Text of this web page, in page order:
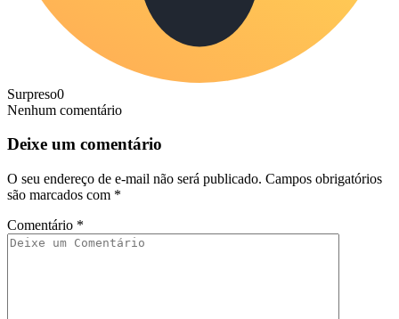
Surpreso0
Nenhum comentário
Deixe um comentário
O seu endereço de e-mail não será publicado. Campos obrigatórios
são marcados com *
Comentário *